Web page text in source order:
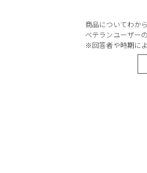
商品についてわか
ベテランユーザー
※回答者や時期に